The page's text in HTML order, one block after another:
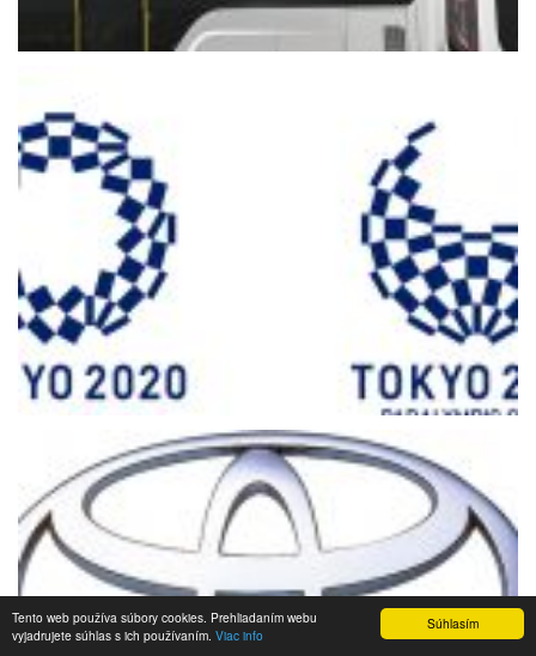
Súhlasím
Tento web používa súbory cookies. Prehliadaním webu
vyjadrujete súhlas s ich používaním. Viac info